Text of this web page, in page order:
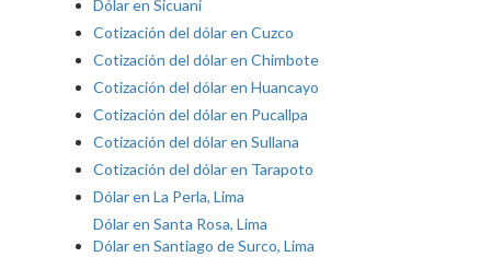
Dólar en Sicuani
Cotización del dólar en Cuzco
Cotización del dólar en Chimbote
Cotización del dólar en Huancayo
Cotización del dólar en Pucallpa
Cotización del dólar en Sullana
Cotización del dólar en Tarapoto
Dólar en La Perla, Lima
Dólar en Santa Rosa, Lima
Dólar en Santiago de Surco, Lima